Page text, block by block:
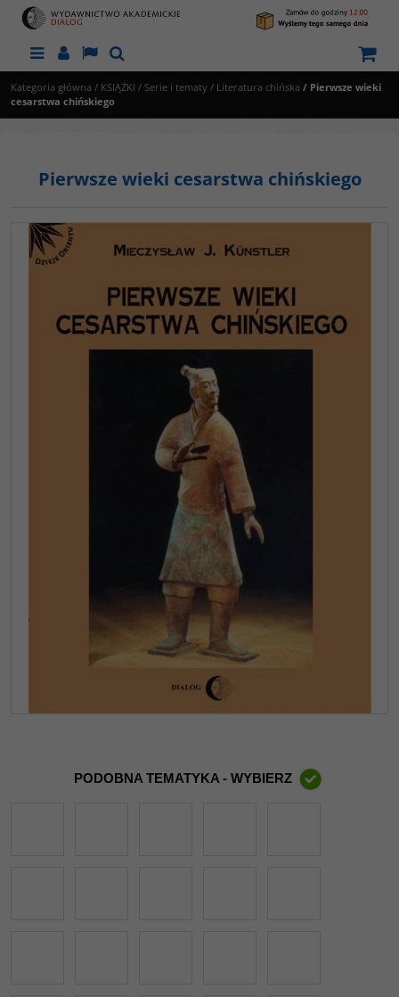
MenuPanelLangSzukaj
Kategoria główna / KSIĄŻKI / Serie i tematy / Literatura chińska / Pierwsze wieki
cesarstwa chińskiego
Pierwsze wieki cesarstwa chińskiego
PODOBNA TEMATYKA - WYBIERZ